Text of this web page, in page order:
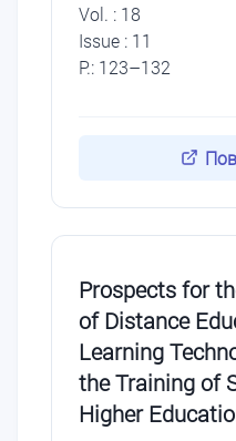
Vol. : 18
Issue : 11
P.: 123–132
Prospects for
of Distance
Learning
the Training of
Higher